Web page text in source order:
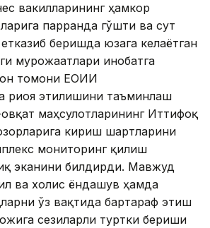
вакилларининг ҳамкор
парранда гўшти ва сут
беришда юзага келаётган
мурожаатлари инобатга
томони ЕОИИ
риоя этилишини таъминлаш
маҳсулотларининг Иттифоқ
кириш шартларини
мониторинг қилиш
эканини билдирди. Мавжуд
ва холис ёндашув ҳамда
ўз вақтида бартараф этиш
сезиларли туртки бериши